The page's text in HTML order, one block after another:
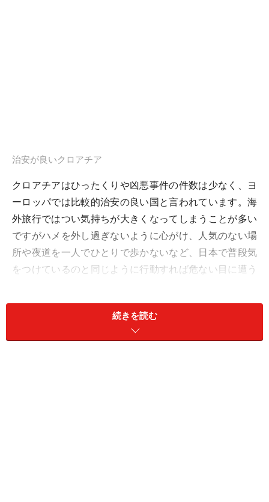
治安が良いクロアチア
クロアチアはひったくりや凶悪事件の件数は少なく、ヨ
ーロッパでは比較的治安の良い国と言われています。海
外旅行ではつい気持ちが大きくなってしまうことが多い
ですがハメを外し過ぎないように心がけ、人気のない場
所や夜道を一人でひとりで歩かないなど、日本で普段気
をつけているのと同じように行動すれば危ない目に遭う
もらえます。
ですが、防犯対策について知ることは、より安全に旅行
続きを読む